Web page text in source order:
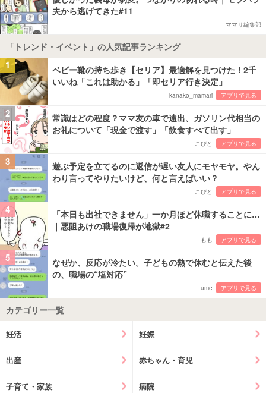
夫から逃げてきた#11
ママリ編集部
「トレンド・イベント」の人気記事ランキング
1
ベビー靴の持ち歩き【セリア】最適解を見つけた！2千
いいね「これは助かる」「即セリア行き決定」
kanako_mamari アプリで見る
2
常識はどの程度？ママ友の車で遠出、ガソリン代相当の
お礼について「現金で渡す」「飲食すべて出す」
こびと アプリで見る
3
遊ぶ予定を立てるのに返信が遅い友人にモヤモヤ。やん
わり言ってやりたいけど、何と言えばいい？
こびと アプリで見る
4
「本日も出社できません」一か月ほど休職することに…
｜悪阻あけの職場復帰が地獄#2
もも アプリで見る
5
なぜか、反応が冷たい。子どもの熱で休むと伝えた後
の、職場の“塩対応”
ume アプリで見る
カテゴリー一覧
妊活 妊娠
出産 赤ちゃん・育児
子育て・家族 病院